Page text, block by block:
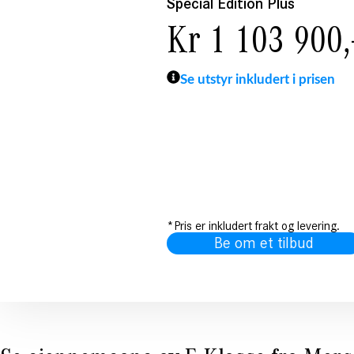
Kr 1 103
Se utstyr inkludert i prisen
*Pris er inkludert frakt og levering.
Be om et tilbud